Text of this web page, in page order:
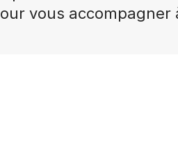
vous accompagner